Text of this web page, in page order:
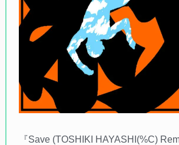
『Save (TOSHIKI HAYASHI(%C)